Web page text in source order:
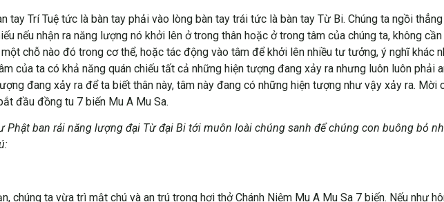
tay Trí Tuệ tức là bàn tay phải vào lòng bàn tay trái tức là bàn tay Từ Bi. Chúng ta ngồi
nếu nhận ra năng lượng nó khởi lên ở trong thân hoặc ở trong tâm của chúng ta, không
chỗ nào đó trong cơ thể, hoặc tác động vào tâm để khởi lên nhiều tư tưởng, ý nghĩ khác
của ta có khả năng quán chiếu tất cả những hiện tượng đang xảy ra nhưng luôn luôn phải
đang xảy ra để ta biết thân này, tâm này đang có những hiện tượng như vậy xảy ra. Mời
đầu đồng tu 7 biến Mu A Mu Sa.
Phật ban rải năng lượng đại Từ đại Bi tới muôn loài chúng sanh để chúng con buông bỏ
chúng ta vừa trì mật chú và an trú trong hơi thở Chánh Niệm Mu A Mu Sa 7 biến. Nếu như